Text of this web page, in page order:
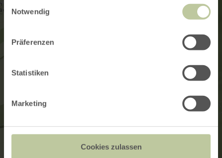
Notwendig
Präferenzen
Statistiken
Marketing
Cookies zulassen